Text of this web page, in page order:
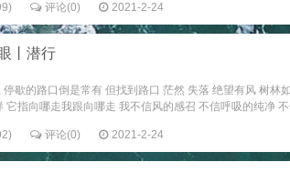
评论(0) 2021-2-24
丨潜行
停歇的路口倒是常有 但找到路口 茫然 失落 绝望有风 树
它指向哪走我跟向哪走 我不信风的感召 不信呼吸的纯净
评论(0) 2021-2-24